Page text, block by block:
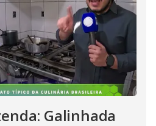
Galinhada